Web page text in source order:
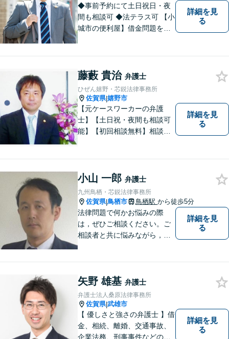
員。
◆事前予約にて土日祝日・夜
間も相談可 ◆法テラス可 【小
城市の便利屋】借金問題を中
詳細を見
る
藤藪 貴治 弁護士
ひぜん嬉野・芯鋭法律事務所
佐賀県|嬉野市
【元ケースワーカーの弁護
士】【土日祝・夜間も相談可
能】【初回相談無料】相談者
題／交通事故／債務整理／労
働問題など幅広く対応可能で
す。
詳細を見
る
小山 一郎 弁護士
九州鳥栖・芯鋭法律事務所
佐賀県|鳥栖市 鳥栖駅 から徒歩5分
法律問題で何かお悩みの際
は，ぜひご相談ください。ご
相談者と共に悩みながら，い
詳細を見
る
矢野 雄基 弁護士
弁護士法人桑原法律事務所
佐賀県|武雄市
【 優しさと強さの弁護士 】借
金、相続、離婚、交通事故、
企業法務、刑事事件などのご
詳細を見
る